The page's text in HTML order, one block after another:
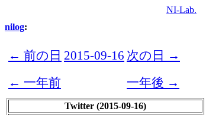
NI-Lab.
nilog:
← 前の日 2015-09-16 次の日 →
← 一年前
一年後 →
Twitter (2015-09-16)